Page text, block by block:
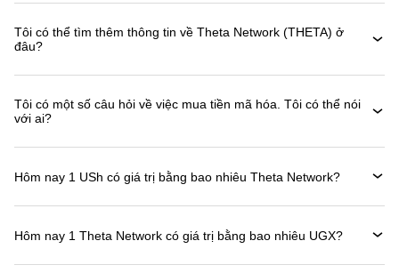
Tôi có thể tìm thêm thông tin về Theta Network (THETA) ở
đâu?
Tôi có một số câu hỏi về việc mua tiền mã hóa. Tôi có thể nói
với ai?
Hôm nay 1 USh có giá trị bằng bao nhiêu Theta Network?
Hôm nay 1 Theta Network có giá trị bằng bao nhiêu UGX?